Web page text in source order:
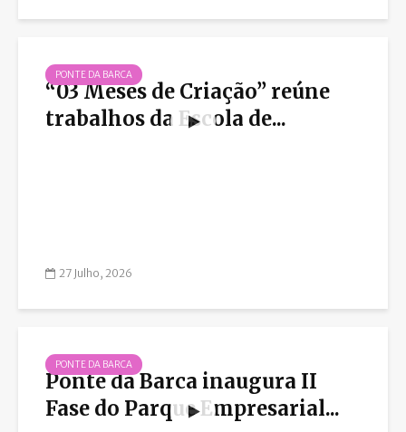
PONTE DA BARCA
“03 Meses de Criação” reúne
trabalhos da Escola de...
27 Julho, 2026
PONTE DA BARCA
Ponte da Barca inaugura II
Fase do Parque Empresarial...